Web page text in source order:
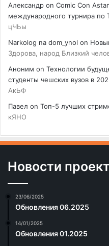
Александр on Comic Con
международного турнира по
цЧЬы
Narkolog na dom_ynol on
Здорова, народ Близкий
Аноним on Технологии
студенты чешских вузов в
АкЬФ
Павел on Топ-5 лучших
кЯНО
Новости
23/06/2025
Обновления 06.2025
14/01/2025
Обновления 01.2025